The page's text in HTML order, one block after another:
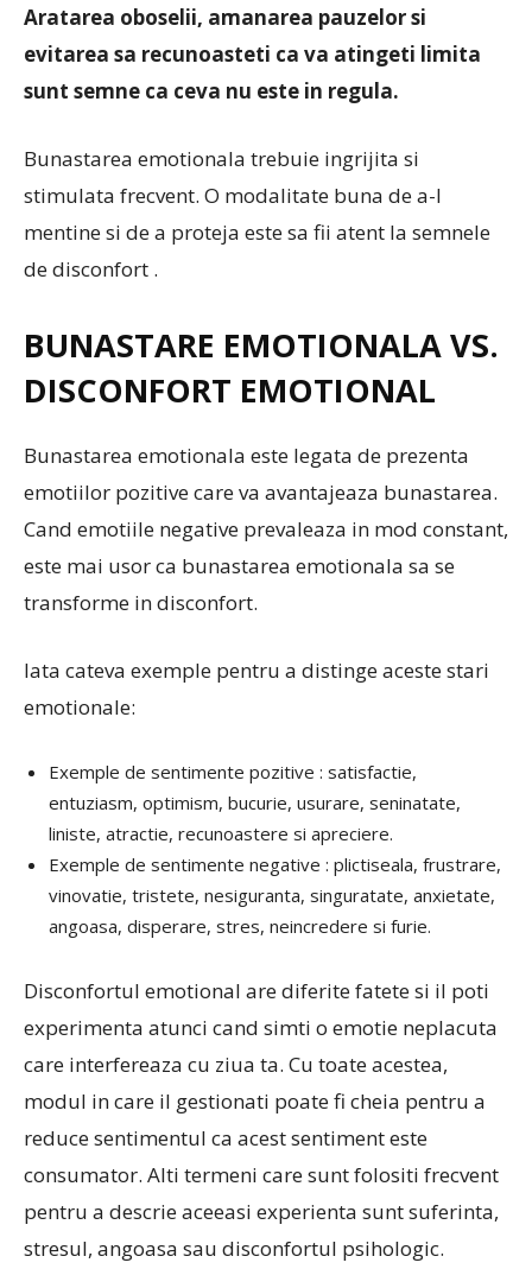
Aratarea oboselii, amanarea pauzelor si
evitarea sa recunoasteti ca va atingeti limita
sunt semne ca ceva nu este in regula.
Bunastarea emotionala trebuie ingrijita si
stimulata frecvent. O modalitate buna de a-l
mentine si de a proteja este sa fii atent la semnele
de disconfort .
BUNASTARE EMOTIONALA VS.
DISCONFORT EMOTIONAL
Bunastarea emotionala este legata de prezenta
emotiilor pozitive care va avantajeaza bunastarea.
Cand emotiile negative prevaleaza in mod constant,
este mai usor ca bunastarea emotionala sa se
transforme in disconfort.
Iata cateva exemple pentru a distinge aceste stari
emotionale:
Exemple de sentimente pozitive : satisfactie,
entuziasm, optimism, bucurie, usurare, seninatate,
liniste, atractie, recunoastere si apreciere.
Exemple de sentimente negative : plictiseala, frustrare,
vinovatie, tristete, nesiguranta, singuratate, anxietate,
angoasa, disperare, stres, neincredere si furie.
Disconfortul emotional are diferite fatete si il poti
experimenta atunci cand simti o emotie neplacuta
care interfereaza cu ziua ta. Cu toate acestea,
modul in care il gestionati poate fi cheia pentru a
reduce sentimentul ca acest sentiment este
consumator. Alti termeni care sunt folositi frecvent
pentru a descrie aceeasi experienta sunt suferinta,
stresul, angoasa sau disconfortul psihologic.